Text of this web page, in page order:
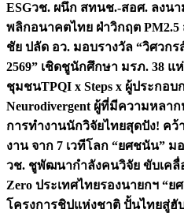
ESGวช. ผนึก สทนช.-สอศ. ลงน
พลิกอนาคตไทย ฝ่าวิกฤต
ชัย ปลัด อว. มอบรางวัล “วิศวก
2569” เชิดชูนักศึกษา มรภ. 38
ชุมชนTPQI x Steps x ผู้ประกอ
Neurodivergent ผู้ที่มีความหลา
การทำงานนักวิจัยไทยสุดปัง! คว้
งาน จาก 7 เวทีโลก “ยศชนัน”
วช. ชูพัฒนากำลังคนวิจัย ขับเคลื่
Zero ประเทศไทยรองนายกฯ “ย
โครงการชิปแห่งชาติ ปั้นไทยสู่ฮับ